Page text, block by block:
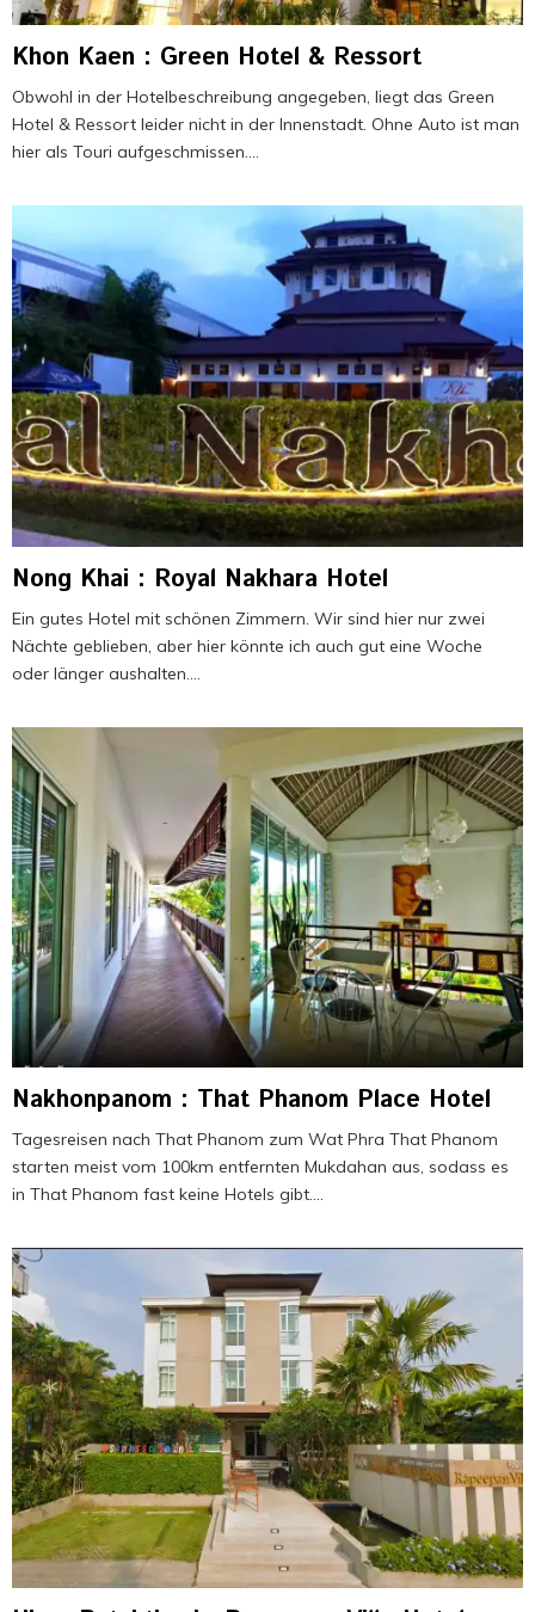
Khon Kaen : Green Hotel & Ressort
Obwohl in der Hotelbeschreibung angegeben, liegt das Green
Hotel & Ressort leider nicht in der Innenstadt. Ohne Auto ist man
hier als Touri aufgeschmissen....
Nong Khai : Royal Nakhara Hotel
Ein gutes Hotel mit schönen Zimmern. Wir sind hier nur zwei
Nächte geblieben, aber hier könnte ich auch gut eine Woche
oder länger aushalten....
Nakhonpanom : That Phanom Place Hotel
Tagesreisen nach That Phanom zum Wat Phra That Phanom
starten meist vom 100km entfernten Mukdahan aus, sodass es
in That Phanom fast keine Hotels gibt....